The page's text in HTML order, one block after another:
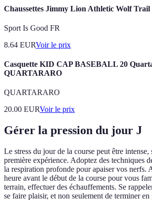
Chaussettes Jimmy Lion Athletic Wolf Trail
Sport Is Good FR
8.64 EURVoir le prix
Casquette KID CAP BASEBALL 20
QUARTARARO
QUARTARARO
20.00 EURVoir le prix
Gérer la pression du jour J
Le stress du jour de la course peut être
première expérience. Adoptez des techniques
la respiration profonde pour apaiser vos nerfs.
heure avant le début de la course pour vous
terrain, effectuer des échauffements. Se
se faire plaisir, et non seulement de terminer